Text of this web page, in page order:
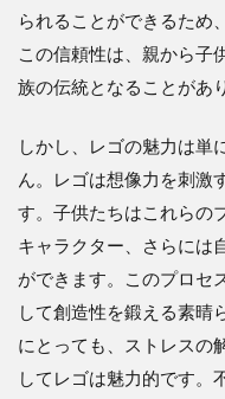
られることができるため
この信頼性は、親から子
族の伝統となることがあ
しかし、レゴの魅力は単
ん。レゴは想像力を刺激
す。子供たちはこれらの
キャラクター、さらには
ができます。このプロセ
して創造性を鍛える素晴
にとっても、ストレスの
してレゴは魅力的です。